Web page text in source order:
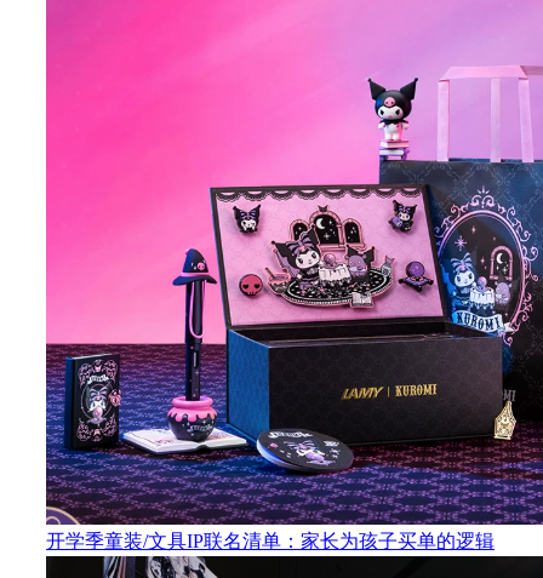
开学季童装/文具IP联名清单：家长为孩子买单的逻辑